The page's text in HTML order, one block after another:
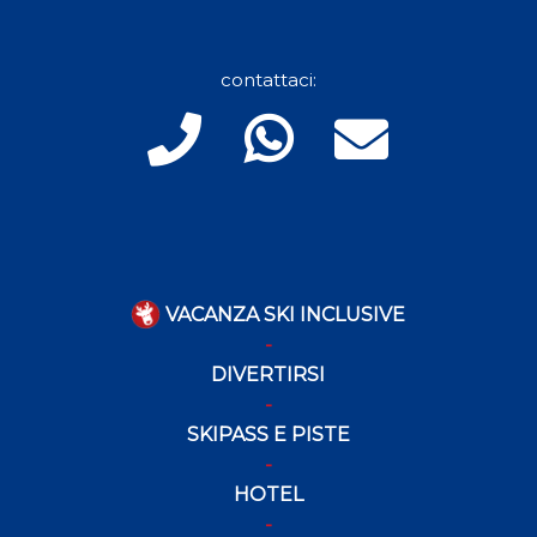
contattaci:
VACANZA SKI INCLUSIVE
DIVERTIRSI
SKIPASS E PISTE
HOTEL